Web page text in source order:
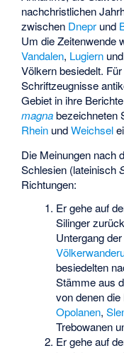
nachchristlichen
zwischen Dnepr und
Um die Zeitenwende
Vandalen, Lugiern
Völkern besiedelt.
Schriftzeugnisse
Gebiet in ihre
magnabezeichneten
Rhein undWeichsel
Die Meinungen nach
Schlesien (lateinisch
Richtungen:
Er gehe auf
Silinger
Untergang
besiedelten
Stämme aus
von denen
Opolanen,
Trebowanen
Er gehe auf